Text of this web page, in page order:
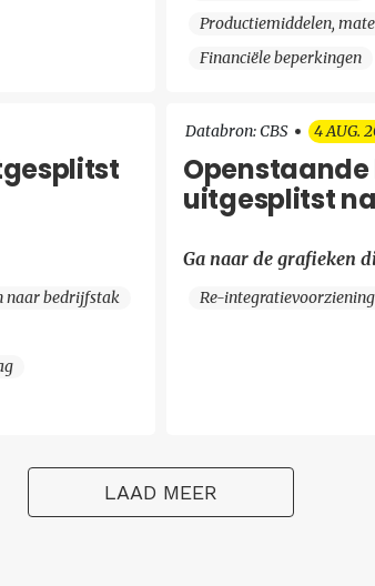
Productiemiddelen,
Financiële beperkingen
naar bedrijfstak
Databron: CBS 4 AUG.
uitgesplitst
Ga naar de grafieken
Re-
LAAD MEER